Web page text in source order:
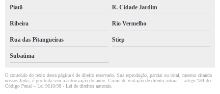
Piatã R. Cidade Jardim
Ribeira Rio Vermelho
Rua das Pitangueiras Stiep
Subaúma
O conteúdo do texto desta página é de direito reservado. Sua reprodução, parcial ou total, mesmo citando
nossos links, é proibida sem a autorização do autor. Crime de violação de direito autoral – artigo 184 do
Código Penal – Lei 9610/98 - Lei de direitos autorais